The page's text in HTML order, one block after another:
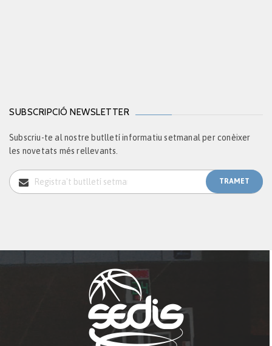
SUBSCRIPCIÓ NEWSLETTER
Subscriu-te al nostre butlletí informatiu setmanal per conèixer
les novetats més rellevants.